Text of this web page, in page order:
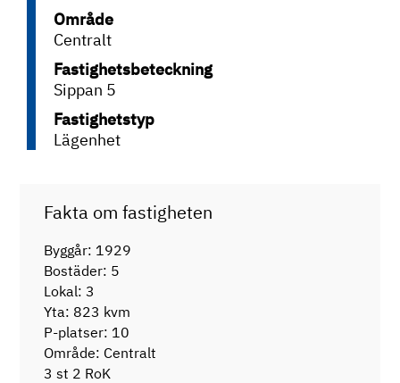
Område
Centralt
Fastighetsbeteckning
Sippan 5
Fastighetstyp
Lägenhet
Fakta om fastigheten
Byggår: 1929
Bostäder: 5
Lokal: 3
Yta: 823 kvm
P-platser: 10
Område: Centralt
3 st 2 RoK